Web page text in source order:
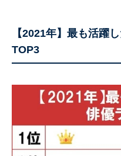
【2021年】最も活躍
TOP3